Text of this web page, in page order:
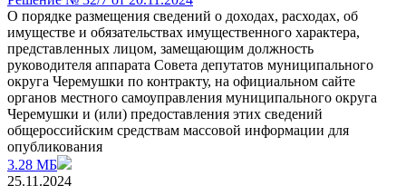
О порядке размещения сведений о доходах, расходах, об
имуществе и обязательствах имущественного характера,
представленных лицом, замещающим должность
руководителя аппарата Совета депутатов муниципального
округа Черемушки по контракту, на официальном сайте
органов местного самоуправления муниципального округа
Черемушки и (или) предоставления этих сведений
общероссийским средствам массовой информации для
опубликования
3.28 МБ
25.11.2024